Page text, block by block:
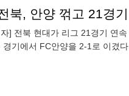
북, 안양 꺾고 21경
] 전북 현대가 리그 21경기 연
기에서 FC안양을 2-1로 이겼